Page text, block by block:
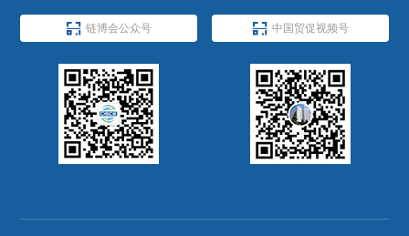
 链博会公众号  中国贸促视频号